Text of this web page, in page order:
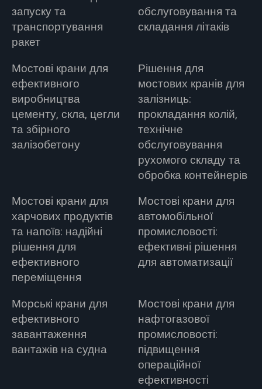
запуску та
транспортування
ракет
обслуговування та
складання літаків
Мостові крани для
ефективного
виробництва
цементу, скла, цегли
та збірного
залізобетону
Рішення для
мостових кранів для
залізниць:
прокладання колій,
технічне
обслуговування
рухомого складу та
обробка контейнерів
Мостові крани для
харчових продуктів
та напоїв: надійні
рішення для
ефективного
переміщення
Мостові крани для
автомобільної
промисловості:
ефективні рішення
для автоматизації
Морські крани для
ефективного
завантаження
вантажів на судна
Мостові крани для
нафтогазової
промисловості:
підвищення
операційної
ефективності